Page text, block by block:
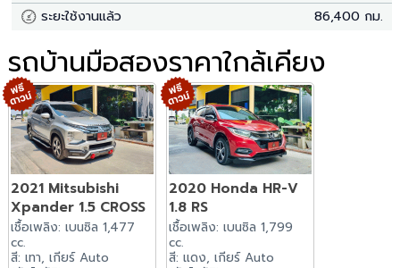
ระยะใช้งานแล้ว
86,400 กม.
รถบ้านมือสองราคาใกล้เคียง
2021 Mitsubishi
Xpander 1.5 CROSS
เชื้อเพลิง: เบนซิล 1,477
cc.
สี: เทา, เกียร์ Auto
2020 Honda HR-V
1.8 RS
เชื้อเพลิง: เบนซิล 1,799
cc.
สี: แดง, เกียร์ Auto